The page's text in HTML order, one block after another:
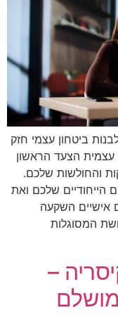
לבנות ביטחון עצמי חזק
עצמית הצעד הראשון
והחולשות שלכם.
הייחודיים שלכם ואת
אישיים השקעה
המסוגלות
–